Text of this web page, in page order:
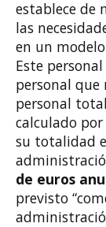
establece de
las
en un
Este
personal
personal
calculado por
su totalidad
de euros
previsto